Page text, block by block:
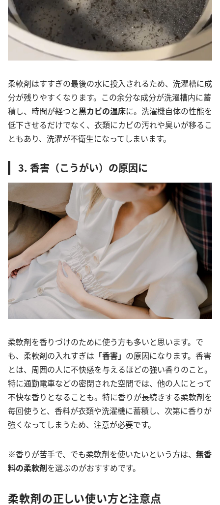
柔軟剤はすすぎの最後の水に投入されるため、洗濯槽に成
分が残りやすくなります。この余分な成分が洗濯槽内に蓄
積し、時間が経つと黒カビの温床に。洗濯機自体の性能を
低下させるだけでなく、衣類にカビの汚れや臭いが移るこ
ともあり、洗濯が不衛生になってしまいます。
3. 香害（こうがい）の原因に
柔軟剤を香りづけのために使う方も多いと思います。で
も、柔軟剤の入れすぎは 「香害」 の原因になります。香害
とは、周囲の人に不快感を与えるほどの強い香りのこと。
特に通勤電車などの密閉された空間では、他の人にとって
不快な香りとなることも。特に香りが長続きする柔軟剤を
毎回使うと、香料が衣類や洗濯機に蓄積し、次第に香りが
強くなってしまうため、注意が必要です。
※香りが苦手で、でも柔軟剤を使いたいという方は、 無香
料の柔軟剤を選ぶのがおすすめです。
柔軟剤の正しい使い方と注意点